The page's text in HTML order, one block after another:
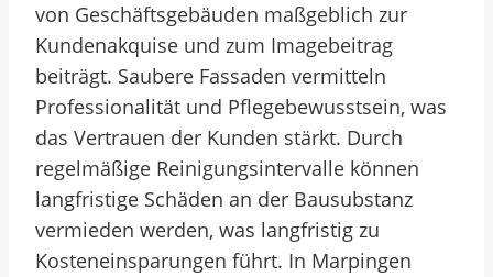
von Geschäftsgebäuden maßgeblich zur
Kundenakquise und zum Imagebeitrag
beiträgt. Saubere Fassaden vermitteln
Professionalität und Pflegebewusstsein, was
das Vertrauen der Kunden stärkt. Durch
regelmäßige Reinigungsintervalle können
langfristige Schäden an der Bausubstanz
vermieden werden, was langfristig zu
Kosteneinsparungen führt. In Marpingen